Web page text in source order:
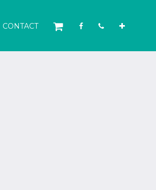
CONTACT